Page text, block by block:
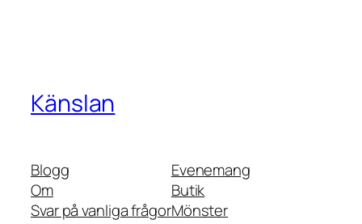
Känslan
Blogg
Om
Svar på vanliga frågor
Evenemang
Butik
Mönster